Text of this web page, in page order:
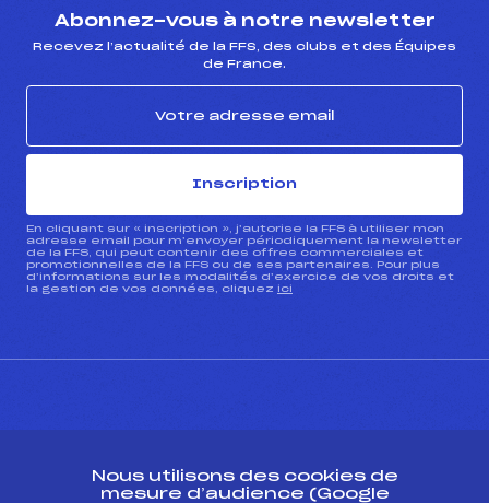
Abonnez-vous à notre newsletter
Recevez l’actualité de la FFS, des clubs et des Équipes
de France.
Inscription
En cliquant sur « inscription », j’autorise la FFS à utiliser mon
adresse email pour m’envoyer périodiquement la newsletter
de la FFS, qui peut contenir des offres commerciales et
promotionnelles de la FFS ou de ses partenaires. Pour plus
d’informations sur les modalités d’exercice de vos droits et
la gestion de vos données, cliquez ici
Nous utilisons des cookies de
mesure d’audience (Google